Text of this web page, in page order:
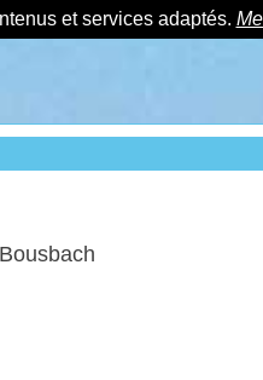
et services adaptés.